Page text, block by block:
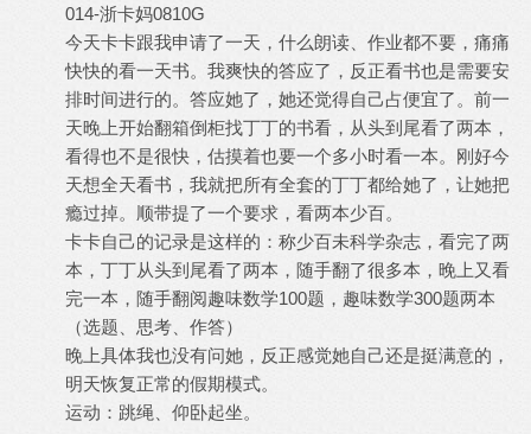
014-浙卡妈0810G
今天卡卡跟我申请了一天，什么朗读、作业都不要，痛痛
快快的看一天书。我爽快的答应了，反正看书也是需要安
排时间进行的。答应她了，她还觉得自己占便宜了。前一
天晚上开始翻箱倒柜找丁丁的书看，从头到尾看了两本，
看得也不是很快，估摸着也要一个多小时看一本。刚好今
天想全天看书，我就把所有全套的丁丁都给她了，让她把
瘾过掉。顺带提了一个要求，看两本少百。
卡卡自己的记录是这样的：称少百未科学杂志，看完了两
本，丁丁从头到尾看了两本，随手翻了很多本，晚上又看
完一本，随手翻阅趣味数学100题，趣味数学300题两本
（选题、思考、作答）
晚上具体我也没有问她，反正感觉她自己还是挺满意的，
明天恢复正常的假期模式。
运动：跳绳、仰卧起坐。